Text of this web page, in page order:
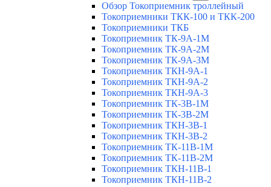
Обзор Токоприемник троллейный
Токоприемники ТКК-100 и ТКК-200
Токоприемники ТКБ
Токоприемник ТК-9А-1М
Токоприемник ТК-9А-2М
Токоприемник ТК-9А-3М
Токоприемник ТКН-9А-1
Токоприемник ТКН-9А-2
Токоприемник ТКН-9А-3
Токоприемник ТК-3В-1М
Токоприемник ТК-3В-2М
Токоприемник ТКН-3В-1
Токоприемник ТКН-3В-2
Токоприемник ТК-11В-1М
Токоприемник ТК-11В-2М
Токоприемник ТКН-11В-1
Токоприемник ТКН-11В-2